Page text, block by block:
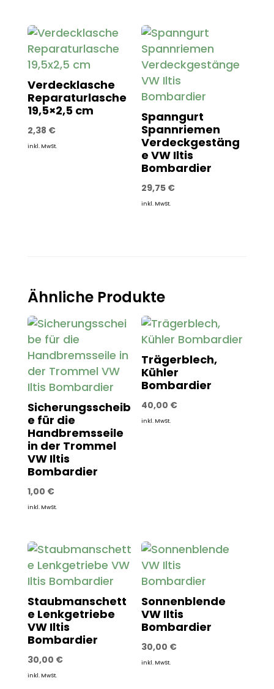
Verdecklasche
Reparaturlasche
19,5×2,5 cm
2,38 €
inkl. MwSt.
Spanngurt
Spannriemen
Verdeckgestäng
e VW Iltis
Bombardier
29,75 €
inkl. MwSt.
Ähnliche Produkte
Sicherungsscheib
e für die
Handbremsseile
in der Trommel
VW Iltis
Bombardier
1,00 €
inkl. MwSt.
Trägerblech,
Kühler
Bombardier
40,00 €
inkl. MwSt.
Staubmanschett
e Lenkgetriebe
VW Iltis
Bombardier
30,00 €
inkl. MwSt.
Sonnenblende
VW Iltis
Bombardier
30,00 €
inkl. MwSt.